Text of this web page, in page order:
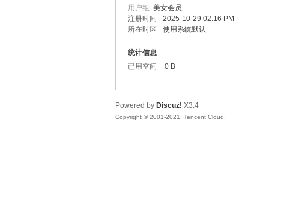
网
用户组 美女会员
注册时间
2025-10-29 02:16 PM
所在时区
使用系统默认
统计信息
已用空间
0 B
Powered by Discuz! X3.4
Copyright © 2001-2021, Tencent Cloud.